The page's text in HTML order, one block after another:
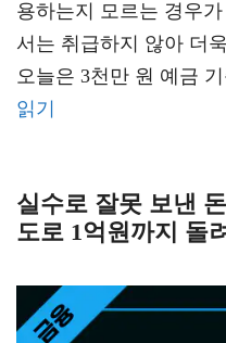
용하는지 모르는 경우
서는 취급하지 않아 더
오늘은 3천만 원 예금
읽기
실수로 잘못 보낸
도로 1억원까지 돌